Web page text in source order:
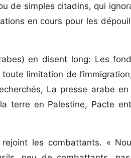
de simples citadins, qui
en cours pour les
en disent long: Les
limitation de
La presse arabe
terre en Palestine, Pacte
les combattants. «